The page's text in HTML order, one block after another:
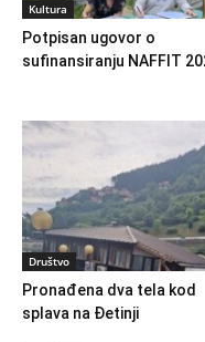
Kultura
Potpisan ugovor o
sufinansiranju NAFFIT
Društvo
Pronađena dva tela kod
splava na Đetinji